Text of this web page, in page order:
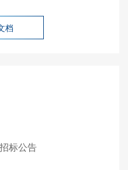
档
标公告